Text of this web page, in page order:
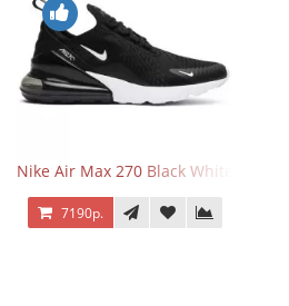
Nike Air Max 270 Black White
7190р.